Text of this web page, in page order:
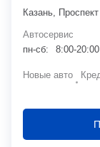
Казань,
Автосервис
пн-сб:
8:00-20:00
Новые авто